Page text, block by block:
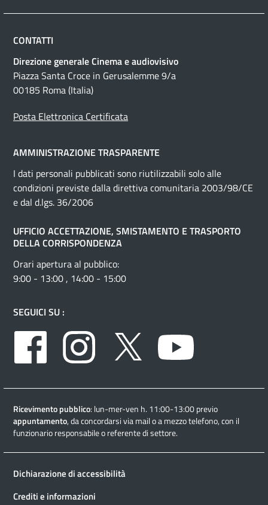
CONTATTI
Direzione generale Cinema e audiovisivo
Piazza Santa Croce in Gerusalemme 9/a
00185 Roma (Italia)
Posta Elettronica Certificata
AMMINISTRAZIONE TRASPARENTE
I dati personali pubblicati sono riutilizzabili solo alle
condizioni previste dalla direttiva comunitaria 2003/98/CE
e dal d.lgs. 36/2006
UFFICIO ACCETTAZIONE, SMISTAMENTO E TRASPORTO
DELLA CORRISPONDENZA
Orari apertura al pubblico:
9:00 - 13:00 , 14:00 - 15:00
SEGUICI SU :
Facebook
Instagram Twitter
Ricevimento pubblico: lun-mer-ven h. 11:00-13:00 previo
appuntamento, da concordarsi via mail o a mezzo telefono, con il
funzionario responsabile o referente di settore.
Dichiarazione di accessibilità
Crediti e informazioni